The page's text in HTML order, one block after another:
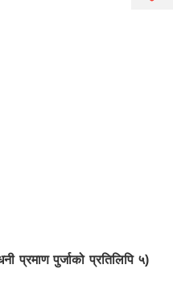
प्रमाण पुर्जाको प्रतिलिपि ५)